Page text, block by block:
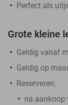
Perfect als
Grote kleine
Geldig vanaf
Geldig op
Reserveren:
na aankoop